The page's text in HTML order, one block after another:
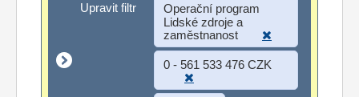
Upravit filtr
Upravit filtr
Operační program
Lidské zdroje a
zaměstnanost
0 - 561 533 476 CZK